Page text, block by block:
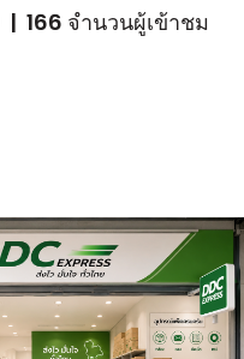
| 166 จำนวนผู้เข้าชม